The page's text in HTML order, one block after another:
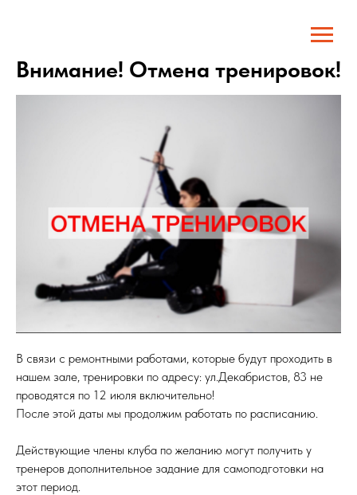
Внимание! Отмена тренировок!
В связи с ремонтными работами, которые будут проходить в
нашем зале, тренировки по адресу: ул.Декабристов, 83 не
проводятся по 12 июля включительно!
После этой даты мы продолжим работать по расписанию.
Действующие члены клуба по желанию могут получить у
тренеров дополнительное задание для самоподготовки на
этот период.